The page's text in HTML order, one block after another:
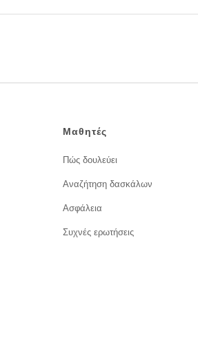
Μαθητές
Πώς δουλεύει
Αναζήτηση δασκάλων
Ασφάλεια
Συχνές ερωτήσεις